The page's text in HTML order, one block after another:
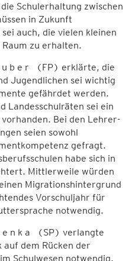
Schulerhaltung zwischen
in Zukunft
auch, die vielen kleinen
zu erhalten.
u b e r (FP) erklärte, die
Jugendlichen sei wichtig
gefährdet werden.
Landesschulräten sei ein
Bei den Lehrer-
seien sowohl
gefragt.
habe sich in
Mittlerweile würden
Migrationshintergrund
Vorschuljahr für
notwendig.
e n k a (SP) verlangte
auf dem Rücken der
Schulwesen notwendig,